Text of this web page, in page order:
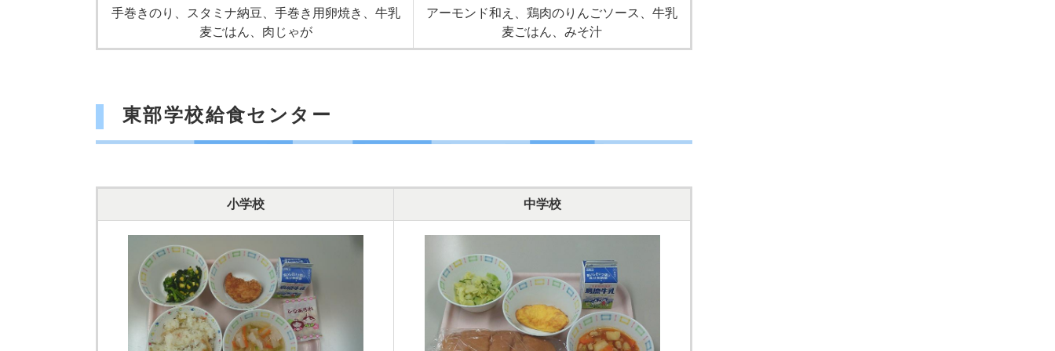
手巻きのり、スタミナ納豆、手巻き用卵焼き、牛乳
麦ごはん、肉じゃが
アーモンド和え、鶏肉のりんごソース、牛乳
麦ごはん、みそ汁
東部学校給食センター
小学校 中学校